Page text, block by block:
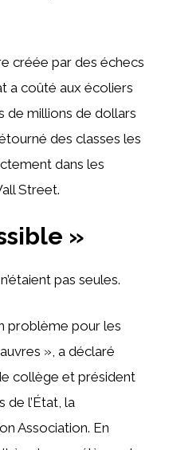
créée par des échecs
a coûté aux écoliers
de millions de dollars
des classes les
dans les
Street.
»
pas seules.
problème pour les
», a déclaré
collège et président
de l’État, la
Association. En